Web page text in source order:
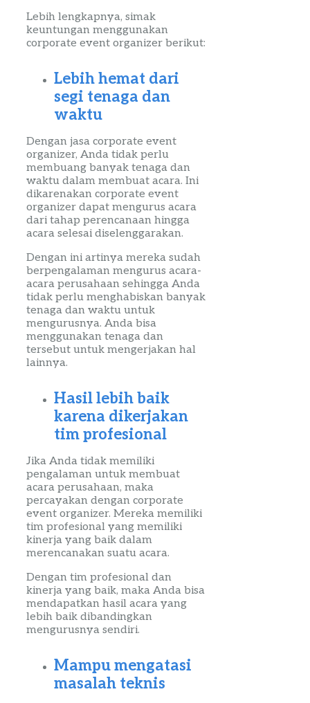
Lebih lengkapnya, simak
keuntungan menggunakan
corporate event organizer berikut:
Lebih hemat dari
segi tenaga dan
waktu
Dengan jasa corporate event
organizer, Anda tidak perlu
membuang banyak tenaga dan
waktu dalam membuat acara. Ini
dikarenakan corporate event
organizer dapat mengurus acara
dari tahap perencanaan hingga
acara selesai diselenggarakan.
Dengan ini artinya mereka sudah
berpengalaman mengurus acara-
acara perusahaan sehingga Anda
tidak perlu menghabiskan banyak
tenaga dan waktu untuk
mengurusnya. Anda bisa
menggunakan tenaga dan
tersebut untuk mengerjakan hal
lainnya.
Hasil lebih baik
karena dikerjakan
tim profesional
Jika Anda tidak memiliki
pengalaman untuk membuat
acara perusahaan, maka
percayakan dengan corporate
event organizer. Mereka memiliki
tim profesional yang memiliki
kinerja yang baik dalam
merencanakan suatu acara.
Dengan tim profesional dan
kinerja yang baik, maka Anda bisa
mendapatkan hasil acara yang
lebih baik dibandingkan
mengurusnya sendiri.
Mampu mengatasi
masalah teknis